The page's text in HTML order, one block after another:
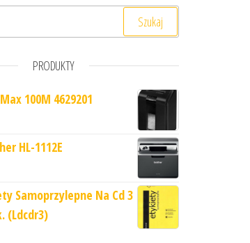
PRODUKTY
100M 4629201
HL-1112E
Samoprzylepne Na Cd 3
(Ldcdr3)